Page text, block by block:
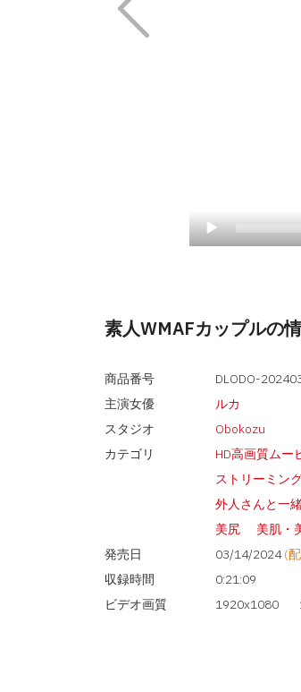
素人WMAFカップルの
商品番号
DLODO-
主演女優
ルカ
スタジオ
Obokozu
カテゴリ
HD高画質ムー
ストリーミン
外人さんと一緒
美尻
美肌・
発売日
03/14/2024(
収録時間
0:21:09
ビデオ画質
1920x1080